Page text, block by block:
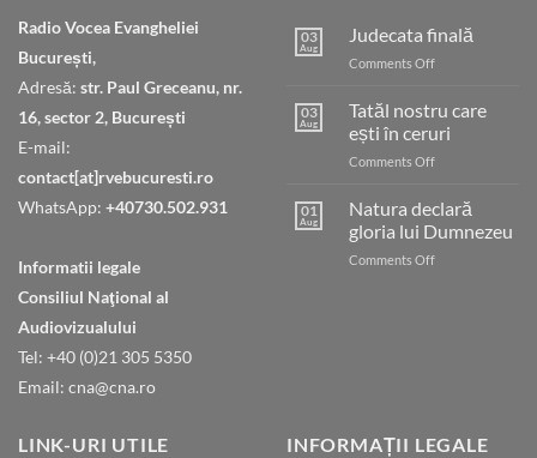
Radio Vocea Evangheliei
București,
Adresă: str. Paul Greceanu, nr.
16, sector 2, București
E-mail:
contact[at]rvebucuresti.ro
WhatsApp: +40730.502.931
Informatii legale
Consiliul Naţional al
Audiovizualului
Tel: +40 (0)21 305 5350
Email: cna@cna.ro
03
Aug
Judecata finală
Comments Offon
03
Aug
Tatăl nostru care
ești în ceruri
Comments Offon
nostru
care
ești
în
01
Aug
Natura declară
gloria lui Dumnezeu
Comments Offon
LINK-URI UTILE INFORMAȚII LEGALE